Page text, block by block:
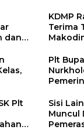
dan
KDMP
Terima
Desa
Plt
Berjalan
Plt
Sisi
Muncul